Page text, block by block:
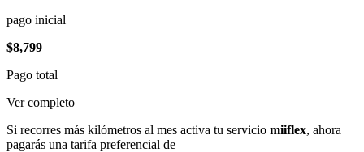
pago inicial
$8,799
Pago total
Ver completo
Si recorres más kilómetros al mes activa tu servicio miiflex, ahora
pagarás una tarifa preferencial de